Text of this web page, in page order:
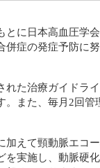
とに日本高血圧学
症の発症予防に努
れた治療ガイドラ
また、毎月2回管
加えて頸動脈エコ
を実施し、動脈硬